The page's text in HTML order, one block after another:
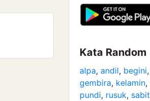
Kata Random
alpa, andil, begini,
gembira, kelamin,
pundi, rusuk, sabit